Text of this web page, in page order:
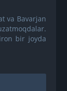
va Bavarjan
bir joyda